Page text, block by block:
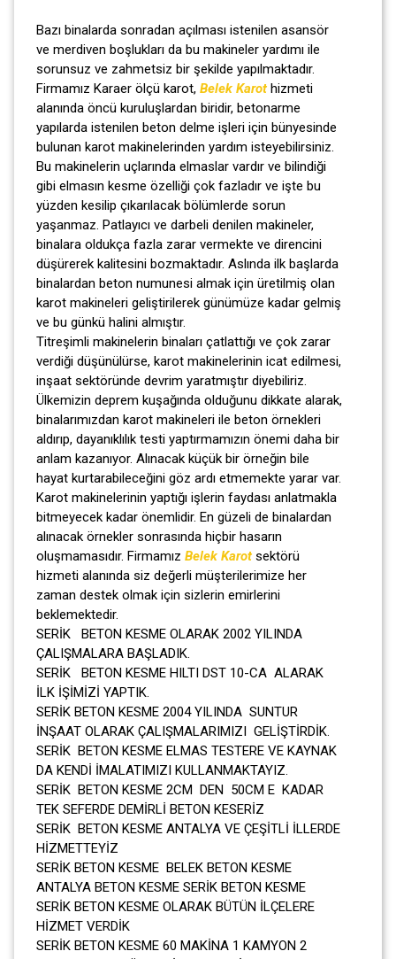
Bazı binalarda sonradan açılması istenilen asansör
ve merdiven boşlukları da bu makineler yardımı ile
sorunsuz ve zahmetsiz bir şekilde yapılmaktadır.
Firmamız Karaer ölçü karot, Belek Karothizmeti
alanında öncü kuruluşlardan biridir, betonarme
yapılarda istenilen beton delme işleri için bünyesinde
bulunan karot makinelerinden yardım isteyebilirsiniz.
Bu makinelerin uçlarında elmaslar vardır ve bilindiği
gibi elmasın kesme özelliği çok fazladır ve işte bu
yüzden kesilip çıkarılacak bölümlerde sorun
yaşanmaz. Patlayıcı ve darbeli denilen makineler,
binalara oldukça fazla zarar vermekte ve direncini
düşürerek kalitesini bozmaktadır. Aslında ilk başlarda
binalardan beton numunesi almak için üretilmiş olan
karot makineleri geliştirilerek günümüze kadar gelmiş
ve bu günkü halini almıştır.
Titreşimli makinelerin binaları çatlattığı ve çok zarar
verdiği düşünülürse, karot makinelerinin icat edilmesi,
inşaat sektöründe devrim yaratmıştır diyebiliriz.
Ülkemizin deprem kuşağında olduğunu dikkate alarak,
binalarımızdan karot makineleri ile beton örnekleri
aldırıp, dayanıklılık testi yaptırmamızın önemi daha bir
anlam kazanıyor. Alınacak küçük bir örneğin bile
hayat kurtarabileceğini göz ardı etmemekte yarar var.
Karot makinelerinin yaptığı işlerin faydası anlatmakla
bitmeyecek kadar önemlidir. En güzeli de binalardan
alınacak örnekler sonrasında hiçbir hasarın
oluşmamasıdır. Firmamız Belek Karotsektörü
hizmeti alanında siz değerli müşterilerimize her
zaman destek olmak için sizlerin emirlerini
beklemektedir.
SERİK BETON KESME OLARAK 2002 YILINDA
ÇALIŞMALARA BAŞLADIK.
SERİK BETON KESME HILTI DST 10-CA ALARAK
İLK İŞİMİZİ YAPTIK.
SERİK BETON KESME 2004 YILINDA SUNTUR
İNŞAAT OLARAK ÇALIŞMALARIMIZI GELİŞTİRDİK.
SERİK BETON KESME ELMAS TESTERE VE KAYNAK
DA KENDİ İMALATIMIZI KULLANMAKTAYIZ.
SERİK BETON KESME 2CM DEN 50CM E KADAR
TEK SEFERDE DEMİRLİ BETON KESERİZ
SERİK BETON KESME ANTALYA VE ÇEŞİTLİ İLLERDE
HİZMETTEYİZ
SERİK BETON KESME BELEK BETON KESME
ANTALYA BETON KESME SERİK BETON KESME
SERİK BETON KESME OLARAK BÜTÜN İLÇELERE
HİZMET VERDİK
SERİK BETON KESME 60 MAKİNA 1 KAMYON 2